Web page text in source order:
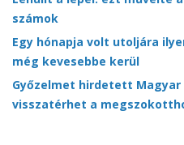
számok
Egy hónapja volt utoljára
még kevesebbe kerül
Győzelmet hirdetett Magyar
visszatérhet a